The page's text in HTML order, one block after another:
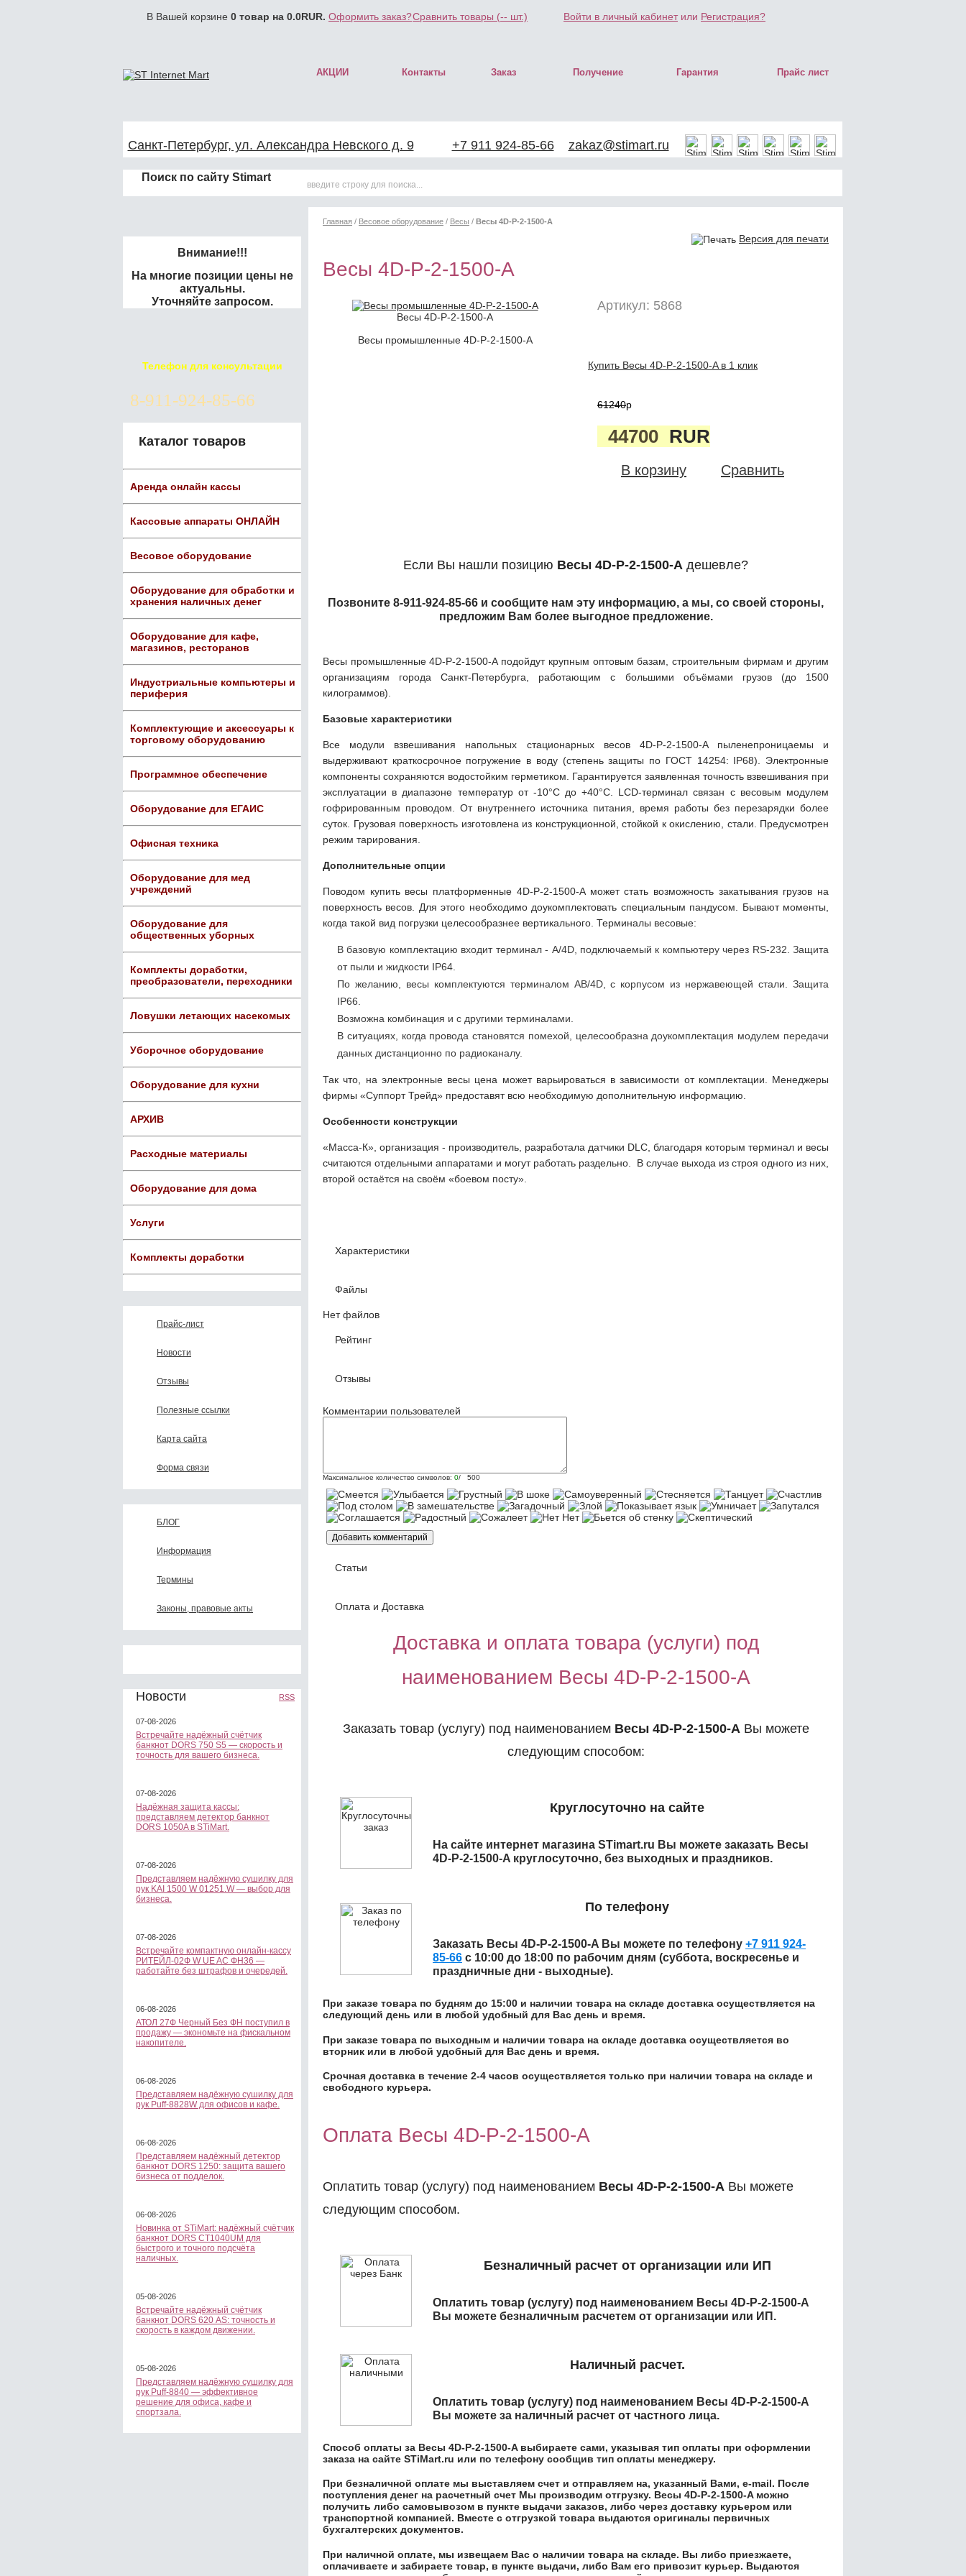
В Вашей корзине 0 товар на 0.0RUR. Оформить заказ?Сравнить товары (-- шт.) Войти в личный кабинетили Регистрация?
АКЦИИ Контакты Заказ Получение Гарантия Прайс лист
Санкт-Петербург, ул. Александра Невского д. 9 +7 911 924-85-66 zakaz@stimart.ru
Поиск по сайту Stimart
Внимание!!!
На многие позиции цены не
актуальны.
Уточняйте запросом.
Телефон для консультации
8-911-924-85-66
Каталог товаров
Аренда онлайн кассы
Кассовые аппараты ОНЛАЙН
Весовое оборудование
Оборудование для обработки и
хранения наличных денег
Оборудование для кафе,
магазинов, ресторанов
Индустриальные компьютеры и
периферия
Комплектующие и аксессуары к
торговому оборудованию
Программное обеспечение
Оборудование для ЕГАИС
Офисная техника
Оборудование для мед
учреждений
Оборудование для
общественных уборных
Комплекты доработки,
преобразователи, переходники
Ловушки летающих насекомых
Уборочное оборудование
Оборудование для кухни
АРХИВ
Расходные материалы
Оборудование для дома
Услуги
Комплекты доработки
Прайс-лист
Новости
Отзывы
Полезные ссылки
Карта сайта
Форма связи
БЛОГ
Информация
Термины
Законы, правовые акты
Новости RSS
07-08-2026
Встречайте надёжный счётчик
банкнот DORS 750 S5 — скорость и
точность для вашего бизнеса.
07-08-2026
Надёжная защита кассы:
представляем детектор банкнот
DORS 1050A в STiMart.
07-08-2026
Представляем надёжную сушилку для
рук KAI 1500 W 01251.W — выбор для
бизнеса.
07-08-2026
Встречайте компактную онлайн-кассу
РИТЕЙЛ-02Ф W UE AC ФН36 —
работайте без штрафов и очередей.
06-08-2026
АТОЛ 27Ф Черный Без ФН поступил в
продажу — экономьте на фискальном
накопителе.
06-08-2026
Представляем надёжную сушилку для
рук Puff-8828W для офисов и кафе.
06-08-2026
Представляем надёжный детектор
банкнот DORS 1250: защита вашего
бизнеса от подделок.
06-08-2026
Новинка от STiMart: надёжный счётчик
банкнот DORS CT1040UM для
быстрого и точного подсчёта
наличных.
05-08-2026
Встречайте надёжный счётчик
банкнот DORS 620 АS: точность и
скорость в каждом движении.
05-08-2026
Представляем надёжную сушилку для
рук Puff-8840 — эффективное
решение для офиса, кафе и
спортзала.
Главная / Весовое оборудование / Весы / Весы 4D-P-2-1500-A
Версия для печати
Весы 4D-P-2-1500-A
Весы 4D-P-2-1500-A
Весы промышленные 4D-P-2-1500-A
Артикул: 5868
Купить Весы 4D-P-2-1500-A в 1 клик
61240p
44700 RUR
В корзину Сравнить
Если Вы нашли позицию Весы 4D-P-2-1500-A дешевле?
Позвоните 8-911-924-85-66 и сообщите нам эту информацию, а мы, со своей стороны,
предложим Вам более выгодное предложение.
Весы промышленные 4D-P-2-1500-A подойдут крупным оптовым базам, строительным фирмам и другим
организациям города Санкт-Петербурга, работающим с большими объёмами грузов (до 1500
килограммов).
Базовые характеристики
Все модули взвешивания напольных стационарных весов 4D-P-2-1500-A пыленепроницаемы и
выдерживают краткосрочное погружение в воду (степень защиты по ГОСТ 14254: IP68). Электронные
компоненты сохраняются водостойким герметиком. Гарантируется заявленная точность взвешивания при
эксплуатации в диапазоне температур от -10°С до +40°С. LCD-терминал связан с весовым модулем
гофрированным проводом. От внутреннего источника питания, время работы без перезарядки более
суток. Грузовая поверхность изготовлена из конструкционной, стойкой к окислению, стали. Предусмотрен
режим тарирования.
Дополнительные опции
Поводом купить весы платформенные 4D-P-2-1500-A может стать возможность закатывания грузов на
поверхность весов. Для этого необходимо доукомплектовать специальным пандусом. Бывают моменты,
когда такой вид погрузки целесообразнее вертикального. Терминалы весовые:
В базовую комплектацию входит терминал - A/4D, подключаемый к компьютеру через RS-232. Защита
от пыли и жидкости IP64.
По желанию, весы комплектуются терминалом AB/4D, с корпусом из нержавеющей стали. Защита
IP66.
Возможна комбинация и с другими терминалами.
В ситуациях, когда провода становятся помехой, целесообразна доукомплектация модулем передачи
данных дистанционно по радиоканалу.
Так что, на электронные весы цена может варьироваться в зависимости от комплектации. Менеджеры
фирмы «Суппорт Трейд» предоставят всю необходимую дополнительную информацию.
Особенности конструкции
«Масса-К», организация - производитель, разработала датчики DLC, благодаря которым терминал и весы
считаются отдельными аппаратами и могут работать раздельно. В случае выхода из строя одного из них,
второй остаётся на своём «боевом посту».
Характеристики
Файлы
Нет файлов
Рейтинг
Отзывы
Комментарии пользователей
Максимальное количество символов: 0/ 500
Статьи
Оплата и Доставка
Доставка и оплата товара (услуги) под
наименованием Весы 4D-P-2-1500-A
Заказать товар (услугу) под наименованием Весы 4D-P-2-1500-AВы можете
следующим способом:
Круглосуточно на сайте
На сайте интернет магазина STimart.ru Вы можете заказать Весы
4D-P-2-1500-A круглосуточно, без выходных и праздников.
По телефону
Заказать Весы 4D-P-2-1500-A Вы можете по телефону +7 911 924-
85-66 с 10:00 до 18:00 по рабочим дням (суббота, воскресенье и
праздничные дни - выходные).
При заказе товара по будням до 15:00 и наличии товара на складе доставка осуществляется на
следующий день или в любой удобный для Вас день и время.
При заказе товара по выходным и наличии товара на складе доставка осуществляется во
вторник или в любой удобный для Вас день и время.
Срочная доставка в течение 2-4 часов осуществляется только при наличии товара на складе и
свободного курьера.
Оплата Весы 4D-P-2-1500-A
Оплатить товар (услугу) под наименованием Весы 4D-P-2-1500-A Вы можете
следующим способом.
Безналичный расчет от организации или ИП
Оплатить товар (услугу) под наименованием Весы 4D-P-2-1500-A
Вы можете безналичным расчетем от организации или ИП.
Наличный расчет.
Оплатить товар (услугу) под наименованием Весы 4D-P-2-1500-A
Вы можете за наличный расчет от частного лица.
Способ оплаты за Весы 4D-P-2-1500-Aвыбираете сами, указывая тип оплаты при оформлении
заказа на сайте STiMart.ru или по телефону сообщив тип оплаты менеджеру.
При безналичной оплате мы выставляем счет и отправляем на, указанный Вами, e-mail. После
поступления денег на расчетный счет Мы производим отгрузку. Весы 4D-P-2-1500-Aможно
получить либо самовывозом в пункте выдачи заказов, либо через доставку курьером или
транспортной компанией. Вместе с отгрузкой товара выдаются оригиналы первичных
бухгалтерских документов.
При наличной оплате, мы извещаем Вас о наличии товара на складе. Вы либо приезжаете,
оплачиваете и забираете товар, в пункте выдачи, либо Вам его привозит курьер. Выдаются